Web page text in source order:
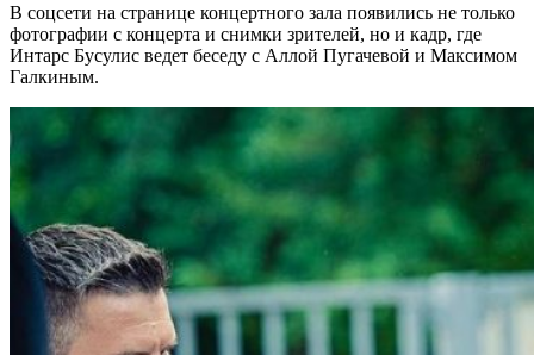
В соцсети на странице концертного зала появились не только
фотографии с концерта и снимки зрителей, но и кадр, где
Интарс Бусулис ведет беседу с Аллой Пугачевой и Максимом
Галкиным.